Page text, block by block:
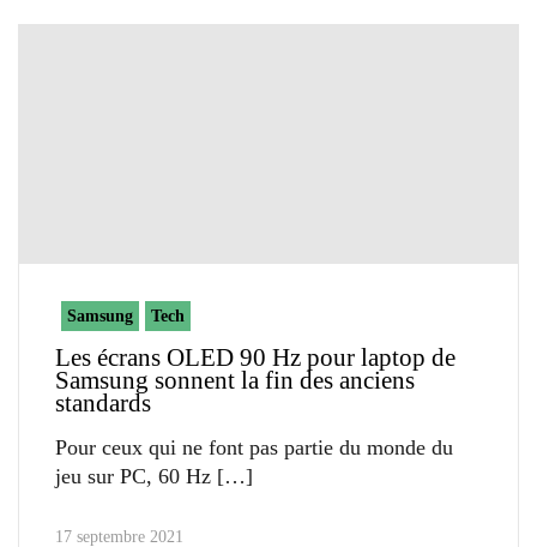
Samsung Tech
Les écrans OLED 90 Hz pour laptop de
Samsung sonnent la fin des anciens
standards
Pour ceux qui ne font pas partie du monde du
jeu sur PC, 60 Hz
17 septembre 2021